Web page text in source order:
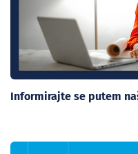
Informirajte se putem